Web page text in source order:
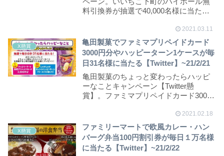
料引換券が抽選で40,000名様に当たり
2021.03.11
X懸賞
亀田製菓でファミマプリペイドカード
3000円分やハッピーターン1ケースが毎
日31名様に当たる【Twitter】~21/2/21
亀田製菓のちょっと変わったらハッピ
ーなことキャンペーン【Twitter懸
賞】。ファミマプリペイドカード3000
2021.02.18
X懸賞
ファミリーマートで欧風カレー・ハン
バーグ弁当100円割引券が毎日１万名様
に当たる【Twitter】~21/2/22